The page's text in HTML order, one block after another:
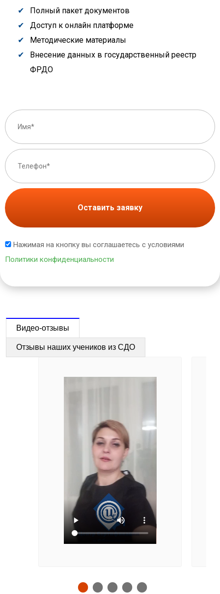
Полный пакет документов
Доступ к онлайн платформе
Методические материалы
Внесение данных в государственный реестр
ФРДО
Оставить заявку
Нажимая на кнопку вы соглашаетесь с условиями
Политики конфиденциальности
Видео-отзывы
Отзывы наших учеников из СДО